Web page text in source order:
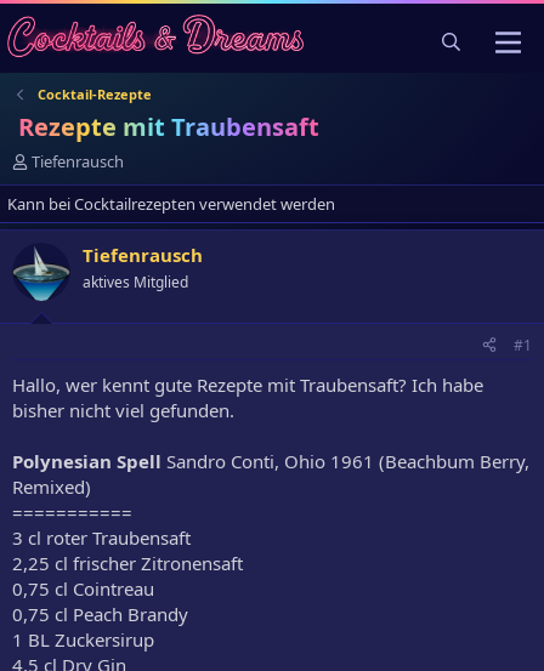
Cocktail-Rezepte
Rezepte mit Traubensaft
E
r
s
t
e
l
l
e
Tiefenrausch
Kann bei Cocktailrezepten verwendet werden
Tiefenrausch
aktives Mitglied
#1
Hallo, wer kennt gute Rezepte mit Traubensaft? Ich habe
bisher nicht viel gefunden.
Polynesian Spell Sandro Conti, Ohio 1961 (Beachbum Berry,
Remixed)
===========
3 cl roter Traubensaft
2,25 cl frischer Zitronensaft
0,75 cl Cointreau
0,75 cl Peach Brandy
1 BL Zuckersirup
4,5 cl Dry Gin